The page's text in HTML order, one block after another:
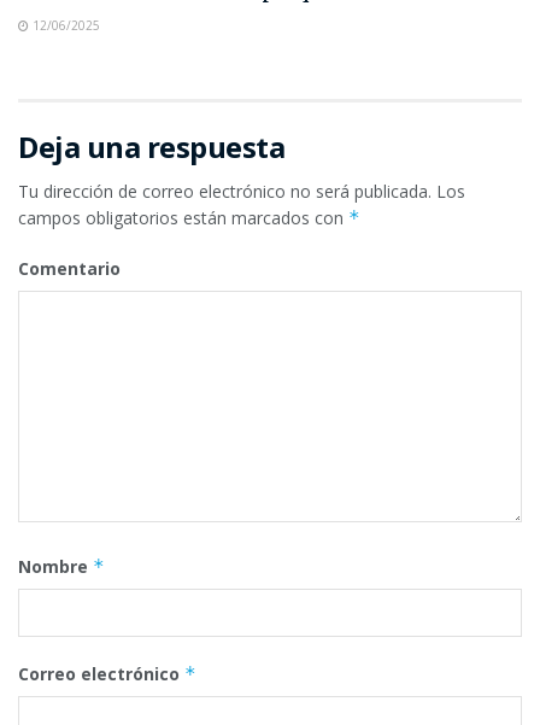
12/06/2025
Deja una respuesta
Tu dirección de correo electrónico no será publicada. Los
campos obligatorios están marcados con *
Comentario
Nombre *
Correo electrónico *